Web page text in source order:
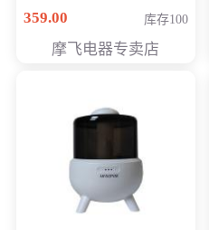
168元
359.00 库存100
摩飞电器专卖店